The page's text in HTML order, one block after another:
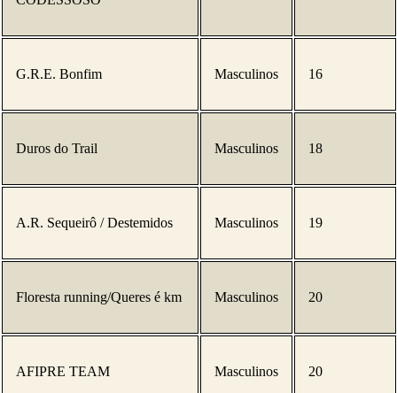
G.R.E. Bonfim Masculinos 16
Duros do Trail Masculinos 18
A.R. Sequeirô / Destemidos Masculinos 19
Floresta running/Queres é km Masculinos 20
AFIPRE TEAM Masculinos 20